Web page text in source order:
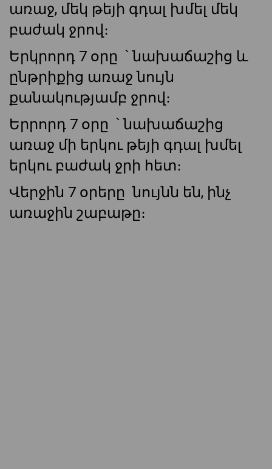
առաջ, մեկ թեյի գդալ խմել մեկ
բաժակ ջրով։
Երկրորդ 7 օրը ՝ նախաճաշից և
ընթրիքից առաջ նույն
քանակությամբ ջրով։
Երրորդ 7 օրը ՝ նախաճաշից
առաջ մի երկու թեյի գդալ խմել
երկու բաժակ ջրի հետ։
Վերջին 7 օրերը նույնն են, ինչ
առաջին շաբաթը։